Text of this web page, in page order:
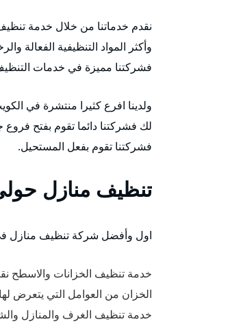
نقدم خدماتنا من خلال خدمة
وأكثر المواد التنظيفية
فشركتنا مميزة في خدمات
ولدينا افرع كثيرا منتشرة في
لك فشركتنا دائما تقوم بفتح
فشركتنا تقوم بفعل المستحيل.
تنظيف منازل
اول وأفضل شركة تنظيف منازل
خدمة تنظيف الخزانات والاسطح
الخزان من العوامل التي يتعرض
خدمة تنظيف الغرف والمنازل